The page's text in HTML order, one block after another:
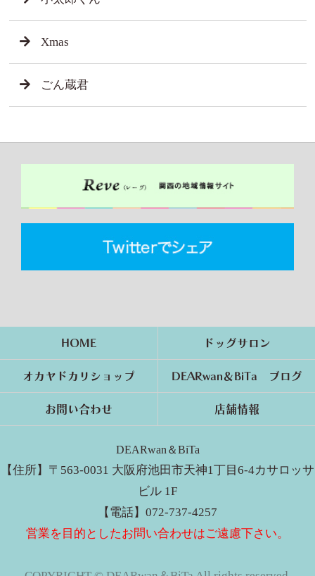
Xmas
ごん蔵君
HOME ドッグサロン
オカヤドカリショップ DEARwan＆BiTa ブログ
お問い合わせ 店舗情報
DEARwan＆BiTa
【住所】〒563-0031 大阪府池田市天神1丁目6-4カサロッサ
ビル 1F
【電話】072-737-4257
営業を目的としたお問い合わせはご遠慮下さい。